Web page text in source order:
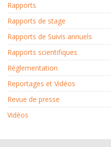
Rapports
Rapports de stage
Rapports de Suivis annuels
Rapports scientifiques
Réglementation
Reportages et Vidéos
Revue de presse
Vidéos